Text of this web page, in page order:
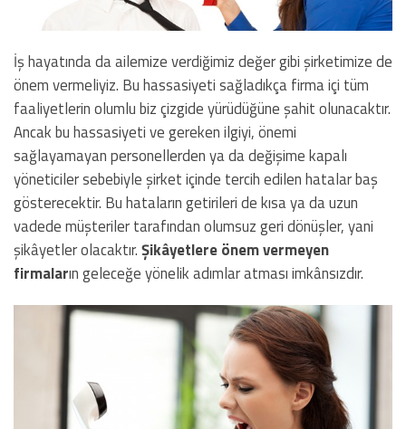
İş hayatında da ailemize verdiğimiz değer gibi şirketimize de
önem vermeliyiz. Bu hassasiyeti sağladıkça firma içi tüm
faaliyetlerin olumlu biz çizgide yürüdüğüne şahit olunacaktır.
Ancak bu hassasiyeti ve gereken ilgiyi, önemi
sağlayamayan personellerden ya da değişime kapalı
yöneticiler sebebiyle şirket içinde tercih edilen hatalar baş
gösterecektir. Bu hataların getirileri de kısa ya da uzun
vadede müşteriler tarafından olumsuz geri dönüşler, yani
şikâyetler olacaktır.Şikâyetlere önem vermeyen
firmaların geleceğe yönelik adımlar atması imkânsızdır.